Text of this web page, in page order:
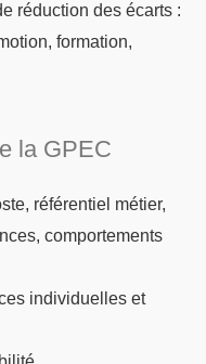
réduction des écarts :
formation,
la GPEC
référentiel métier,
comportements
individuelles et